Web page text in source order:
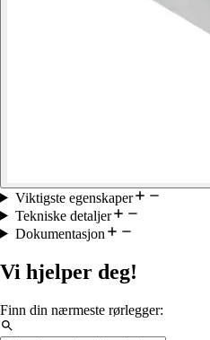
Viktigste egenskaper
Tekniske detaljer
Dokumentasjon
Vi hjelper deg!
Finn din nærmeste rørlegger: